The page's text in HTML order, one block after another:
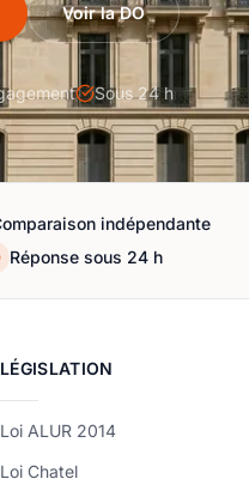
Voir la DO
Sous 24 h
indépendante
Réponse sous 24 h
LÉGISLATION
Loi ALUR 2014
Loi Chatel